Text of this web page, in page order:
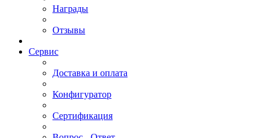
Награды
Отзывы
Сервис
Доставка и оплата
Конфигуратор
Сертификация